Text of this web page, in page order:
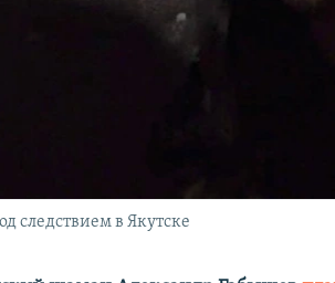
следствием в Якутске